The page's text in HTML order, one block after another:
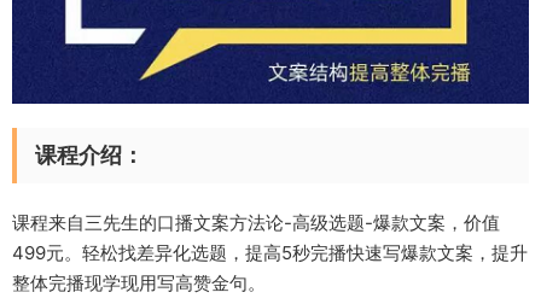
课程介绍：
课程来自三先生的口播文案方法论-高级选题-爆款文案，价值
499元。轻松找差异化选题，提高5秒完播快速写爆款文案，提升
整体完播现学现用写高赞金句。